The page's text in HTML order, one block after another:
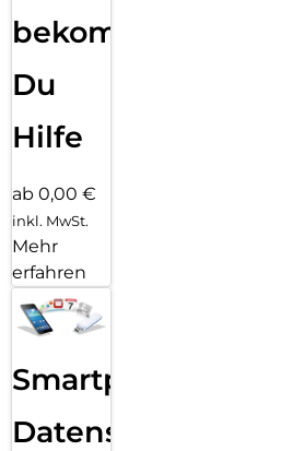
bekommst
Du
Hilfe
ab 0,00 €
inkl. MwSt.
Mehr
erfahren
Smartphone
Datensicherung